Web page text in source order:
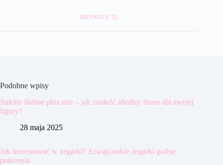
ARTYKUŁY: 32
Podobne wpisy
Suknie ślubne plus size – jak znaleźć idealny fason dla swojej
figury?
28 maja 2025
Jak inwestować w zegarki? Szwajcarskie zegarki godne
polecenia